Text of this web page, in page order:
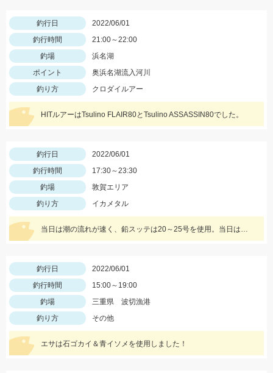
釣行日
2022/06/01
釣行時間
21:00～22:00
釣場
浜名湖
ポイント
奥浜名湖流入河川
釣り方
クロダイルアー
HITルアーはTsulino FLAIR80とTsulino ASSASSIN80でした。
釣行日
2022/06/01
釣行時間
17:30～23:30
釣場
敦賀エリア
釣り方
イカメタル
当日は潮の流れが速く、鉛スッテは20～25号を使用。当日は緑系カラーのスッテやエギに好反応。
釣行日
2022/06/01
釣行時間
15:00～19:00
釣場
三重県 波切漁港
釣り方
その他
エサは石ゴカイ＆青イソメを使用しました！